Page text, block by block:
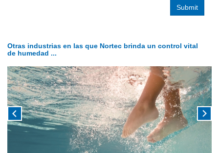
Otras industrias en las que Nortec brinda un control vital
de humedad ...